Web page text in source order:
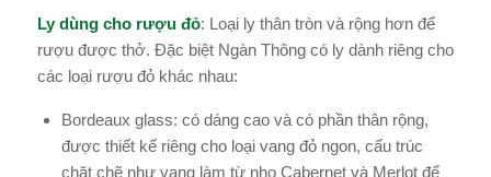
Ly dùng cho rượu đỏ: Loại ly thân tròn và rộng hơn để
rượu được thở. Đặc biệt Ngàn Thông có ly dành riêng cho
các loại rượu đỏ khác nhau:
Bordeaux glass: có dáng cao và có phần thân rộng,
được thiết kế riêng cho loại vang đỏ ngon, cấu trúc
chặt chẽ như vang làm từ nho Cabernet và Merlot để